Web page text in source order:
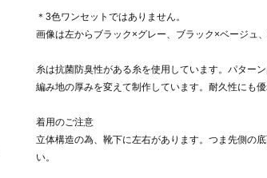
＊3色ワンセットではありません。
画像は左からブラック×グレー、ブラック×ベージュ
糸は抗菌防臭性がある糸を使用しています。パター
編み地の厚みを変えて制作しています。耐久性にも優
着用のご注意
立体構造の為、靴下に左右があります。つま先側の
い。